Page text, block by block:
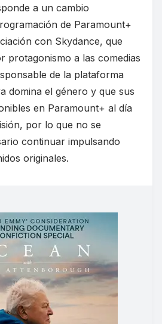
a un cambio
de Paramount+
con Skydance, que
protagonismo a las comedias
de la plataforma
domina el género y que sus
en Paramount+ al día
por lo que no se
continuar impulsando
originales.